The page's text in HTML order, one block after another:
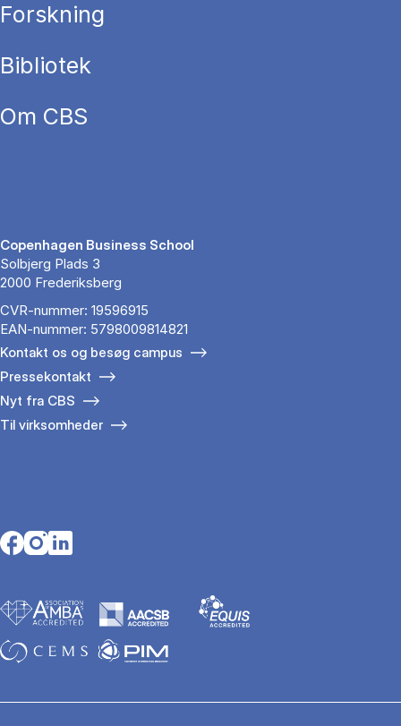
Forskning
Bibliotek
Om CBS
Copenhagen Business School
Solbjerg Plads 3
2000 Frederiksberg
CVR-nummer: 19596915
EAN-nummer: 5798009814821
Kontakt os og besøg campus
Pressekontakt
Nyt fra CBS
Til virksomheder
Opens in a new tab
Opens in a new tab
Opens in a new tab